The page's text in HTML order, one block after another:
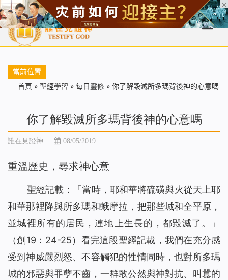
首頁 每日靈糧 天國福音 基督徒見證 信仰解答 聖經
當前位置
首頁 » 聖經學習 » 每日靈修 » 你了解毀滅所多瑪背後神的心意嗎
你了解毀滅所多瑪背後神的心意嗎
誰在見證神 08/05/2019
重溫歷史，尋求神心意
聖經記載：「當時，耶和華將硫磺與火從天上耶
和華那裡降與所多瑪和蛾摩拉，把那些城和全平原，
並城裡所有的居民，連地上生長的，都毀滅了。」
（創19：24-25）看完這段聖經記載，我們在充分感
受到神威嚴烈怒、不容觸犯的性情同時，也對所多瑪
城的邪惡與罪孽不齒，一群敢公然與神對抗、叫囂的